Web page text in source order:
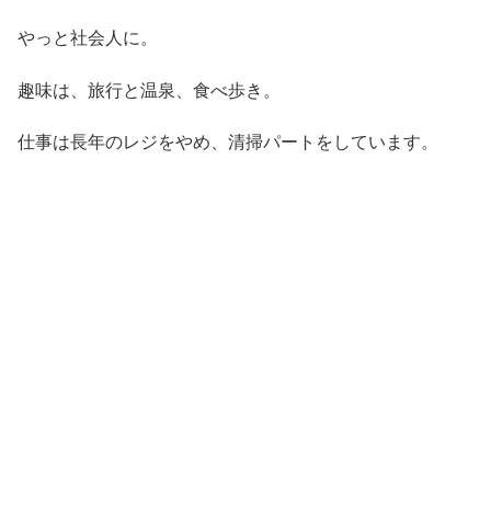
やっと社会人に。
趣味は、旅行と温泉、食べ歩き。
仕事は長年のレジをやめ、清掃パートをしています。